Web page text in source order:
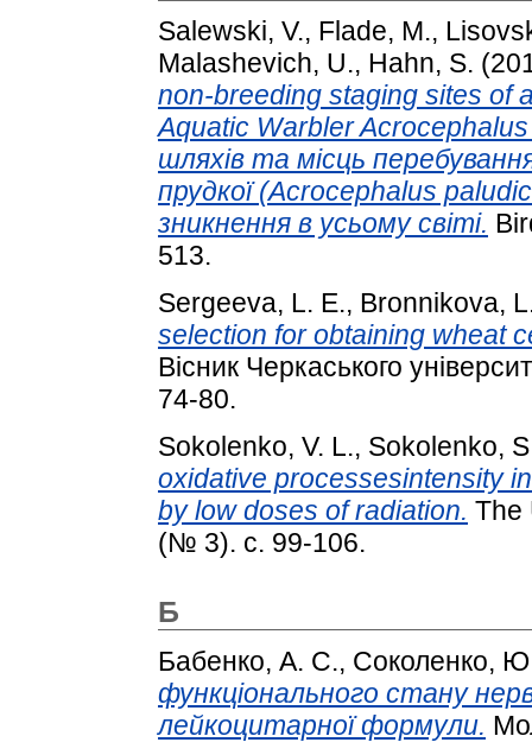
Salewski, V., Flade, M.,
Malashevich, U., Hahn, S.
non-breeding staging sites of
Aquatic Warbler
шляхів та місць
прудкої (Acrocephalus
зникнення в усьому світі.
513.
Sergeeva, L. E., Bronnikova,
selection for obtaining wheat
Вісник Черкаського
74-80.
Sokolenko, V. L., Sokolenko,
oxidative processesintensity
by low doses of radiation. The
(№ 3). с. 99-106.
Б
Бабенко, А. С., Соколенко,
функціонального стану
лейкоцитарної формули.